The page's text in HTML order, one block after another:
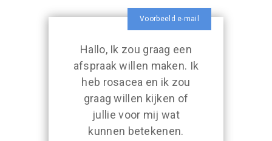
Voorbeeld e-mail
Hallo, Ik zou graag een
afspraak willen maken. Ik
heb rosacea en ik zou
graag willen kijken of
jullie voor mij wat
kunnen betekenen.